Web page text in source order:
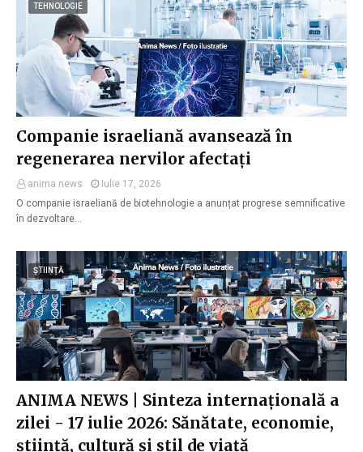
TEHNOLOGIE
Companie israeliană avansează în
regenerarea nervilor afectați
anima news
Iulie 17, 2026
O companie israeliană de biotehnologie a anunțat progrese semnificative
în dezvoltare…
ȘTIINȚĂ
ANIMA NEWS | Sinteza internațională a
zilei - 17 iulie 2026: Sănătate, economie,
știință, cultură și stil de viață